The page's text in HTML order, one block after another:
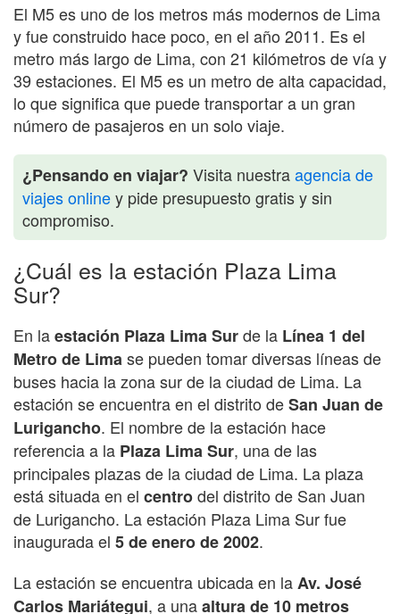
El M5 es uno de los metros más modernos de Lima
y fue construido hace poco, en el año 2011. Es el
metro más largo de Lima, con 21 kilómetros de vía y
39 estaciones. El M5 es un metro de alta capacidad,
lo que significa que puede transportar a un gran
número de pasajeros en un solo viaje.
¿Pensando en viajar? Visita nuestraagencia de
viajes onliney pide presupuesto gratis y sin
compromiso.
¿Cuál es la estación Plaza Lima
Sur?
En laestación Plaza Lima Surde la Línea 1 del
Metro de Limase pueden tomar diversas líneas de
buses hacia la zona sur de la ciudad de Lima. La
estación se encuentra en el distrito deSan Juan de
Lurigancho. El nombre de la estación hace
referencia a la Plaza Lima Sur, una de las
principales plazas de la ciudad de Lima. La plaza
está situada en el centrodel distrito de San Juan
de Lurigancho. La estación Plaza Lima Sur fue
inaugurada el 5 de enero de 2002.
La estación se encuentra ubicada en laAv. José
Carlos Mariátegui, a unaaltura de 10 metros